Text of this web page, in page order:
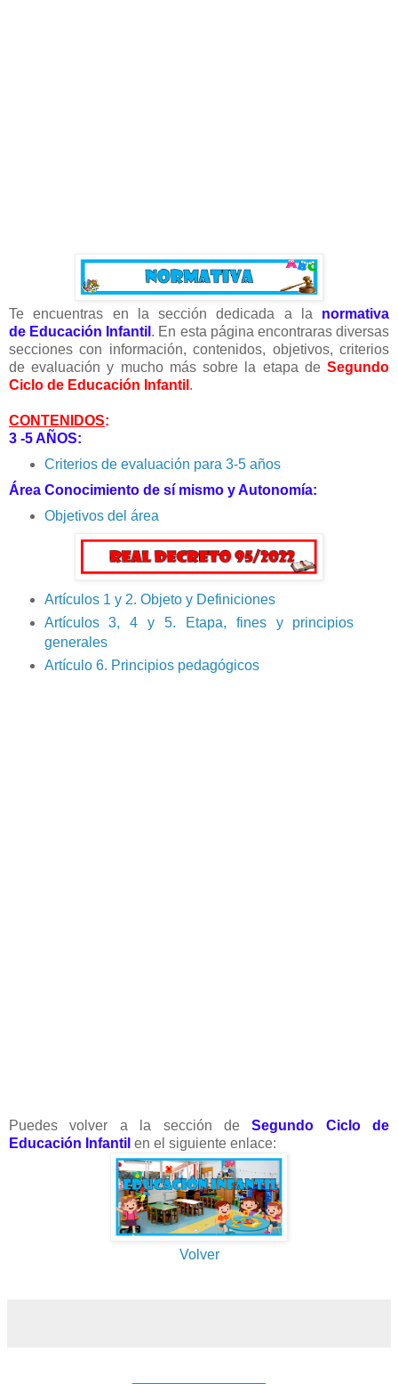
Te encuentras en la sección dedicada a la normativa
de Educación Infantil . En esta página encontraras diversas
secciones con información, contenidos, objetivos, criterios
de evaluación y mucho más sobre la etapa de Segundo
Ciclo de Educación Infantil .
CONTENIDOS:
3 -5 AÑOS:
Criterios de evaluación para 3-5 años
Área Conocimiento de sí mismo y Autonomía:
Objetivos del área
Artículos 1 y 2. Objeto y Definiciones
Artículos 3, 4 y 5. Etapa, fines y principios
generales
Artículo 6. Principios pedagógicos
Puedes volver a la sección deSegundo Ciclo de
Educación Infantil en el siguiente enlace:
Volver